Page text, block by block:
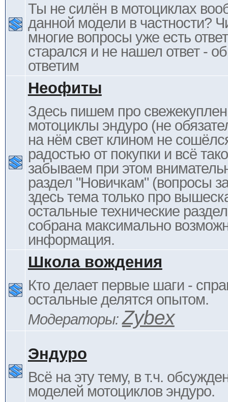
Ты не силён в мотоциклах
данной модели в частности?
многие вопросы уже есть
старался и не нашел ответ -
ответим
Неофиты
Здесь пишем про
мотоциклы эндуро (не
на нём свет клином не
радостью от покупки и всё
забываем при этом
раздел "Новичкам" (вопросы
здесь тема только про
остальные технические
собрана максимально
информация.
Школа вождения
Кто делает первые шаги -
остальные делятся опытом.
Модераторы:Zybex
Эндуро
Всё на эту тему, в т.ч.
моделей мотоциклов эндуро.